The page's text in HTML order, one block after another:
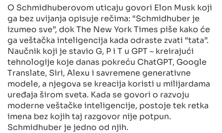
O Schmidhuberovom uticaju govori Elon Musk koji
ga bez uvijanja opisuje rečima: “Schmidhuber je
izumeo sve”, dok The New York Times piše kako će
ga veštačka inteligencija kada odraste zvati “tata”.
Naučnik koji je stavio G, P i T u GPT – kreirajući
tehnologije koje danas pokreću ChatGPT, Google
Translate, Siri, Alexu i savremene generativne
modele, a njegova se kreacija koristi u milijardama
uređaja širom sveta. Kada se govori o razvoju
moderne veštačke inteligencije, postoje tek retka
imena bez kojih taj razgovor nije potpun.
Schmidhuber je jedno od njih.